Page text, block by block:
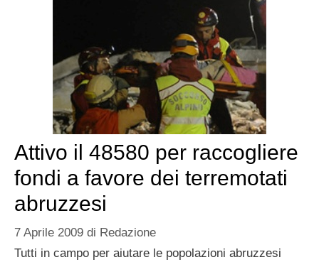
Attivo il 48580 per raccogliere
fondi a favore dei terremotati
abruzzesi
7 Aprile 2009 di Redazione
Tutti in campo per aiutare le popolazioni abruzzesi